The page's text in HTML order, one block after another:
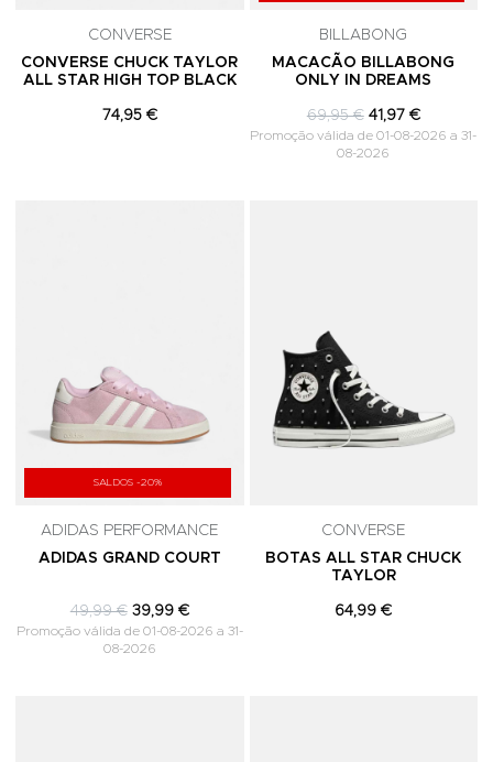
CONVERSE
CONVERSE CHUCK TAYLOR
ALL STAR HIGH TOP BLACK
74,95 €
BILLABONG
MACACÃO BILLABONG
ONLY IN DREAMS
69,95 € 41,97 €
Promoção válida de 01-08-2026 a 31-
08-2026
SALDOS -20%
ADIDAS PERFORMANCE
ADIDAS GRAND COURT
49,99 € 39,99 €
Promoção válida de 01-08-2026 a 31-
08-2026
CONVERSE
BOTAS ALL STAR CHUCK
TAYLOR
64,99 €